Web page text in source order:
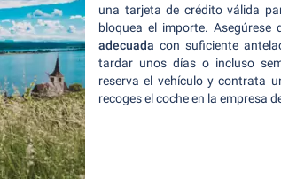
una tarjeta de crédito válida
bloquea el importe. Asegúrese
adecuada con suficiente
tardar unos días o incluso
reserva el vehículo y contrata
recoges el coche en la empresa